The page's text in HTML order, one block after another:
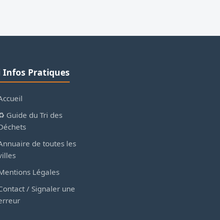
Infos Pratiques
Guide du Tri des
de toutes les
Légales
/ Signaler une